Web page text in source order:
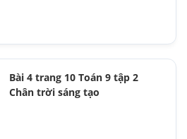
Bài 4 trang 10 Toán 9 tập 2
Chân trời sáng tạo